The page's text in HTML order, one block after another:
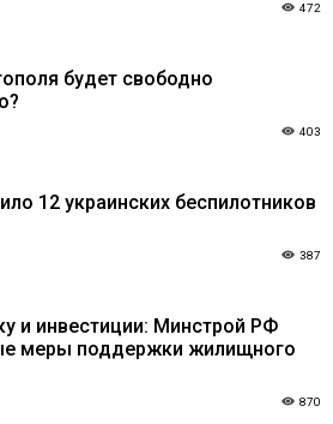
472
будет свободно
403
12 украинских беспилотников
387
и инвестиции: Минстрой РФ
меры поддержки жилищного
870